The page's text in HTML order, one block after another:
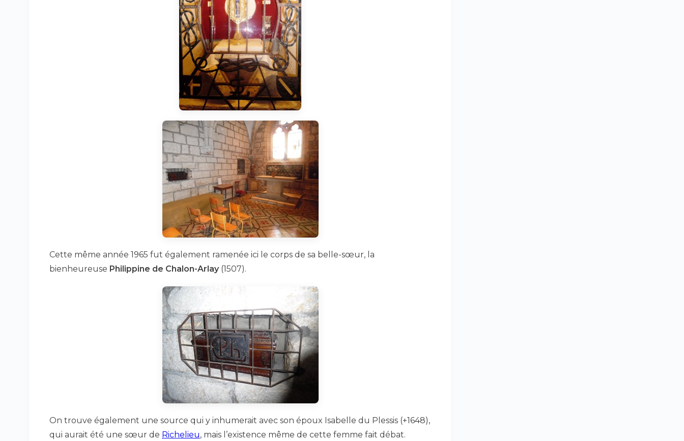
Cette même année 1965 fut également ramenée ici le corps de sa belle-sœur, la
bienheureuse Philippine de Chalon-Arlay (1507).
On trouve également une source qui y inhumerait avec son époux Isabelle du Plessis (+1648),
qui aurait été une sœur de Richelieu, mais l’existence même de cette femme fait débat.